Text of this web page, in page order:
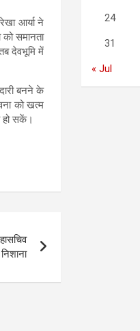
आर्या ने
समानता
देवभूमि में
बनने के
को खत्म
हो सकें।
24
31
« Jul